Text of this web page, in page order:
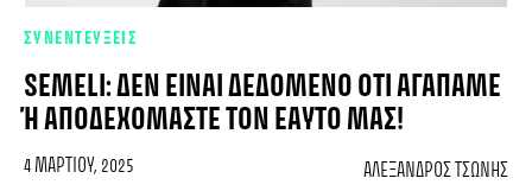
ΣΥΝΕΝΤΕΥΞΕΙΣ
SEMELI: ΔΕΝ ΕΊΝΑΙ ΔΕΔΟΜΈΝΟ ΌΤΙ ΑΓΑΠΆΜΕ
Ή ΑΠΟΔΕΧΌΜΑΣΤΕ ΤΟΝ ΕΑΥΤΌ ΜΑΣ!
4 ΜΑΡΤΊΟΥ, 2025 ΑΛΈΞΑΝΔΡΟΣ ΤΣΏΝΗΣ